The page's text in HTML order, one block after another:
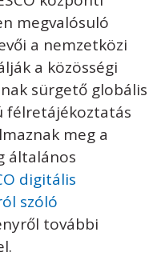
megvalósuló
a nemzetközi
a közösségi
sürgető globális
félretájékoztatás
meg a
általános
digitális
szóló
további